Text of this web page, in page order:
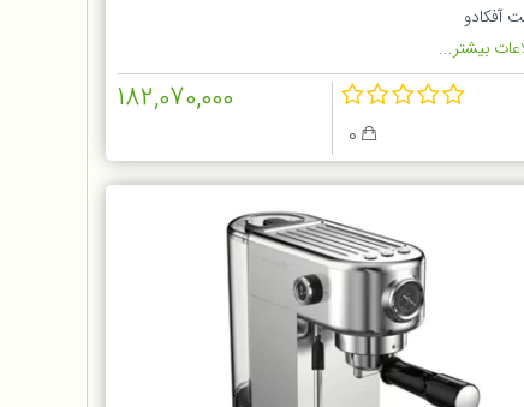
آفکادو
بیشتر...
182,070,000